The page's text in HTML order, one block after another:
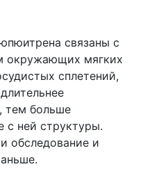
связаны с
окружающих мягких
сплетений,
тем больше
с ней структуры.
обследование и